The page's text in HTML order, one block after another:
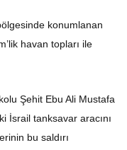
konumlanan
havan topları ile
Şehit Ebu Ali Mustafa
İsrail tanksavar aracını
bu saldırı